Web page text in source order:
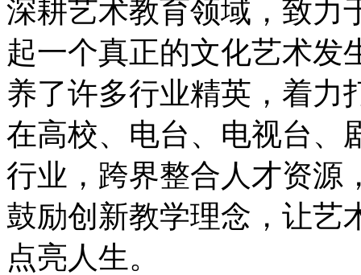
深耕艺术教育领域，致力
起一个真正的文化艺术发
养了许多行业精英，着力
在高校、电台、电视台、
行业，跨界整合人才资源
鼓励创新教学理念，让艺
点亮人生。